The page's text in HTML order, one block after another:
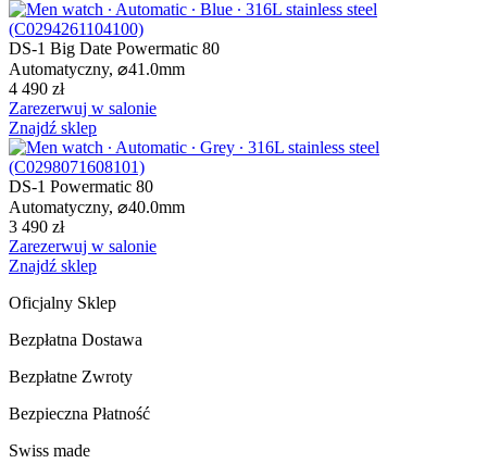
DS-1 Big Date Powermatic 80
Automatyczny, ⌀41.0mm
4 490 zł
Zarezerwuj w salonie
Znajdź sklep
DS-1 Powermatic 80
Automatyczny, ⌀40.0mm
3 490 zł
Zarezerwuj w salonie
Znajdź sklep
Oficjalny Sklep
Bezpłatna Dostawa
Bezpłatne Zwroty
Bezpieczna Płatność
Swiss made